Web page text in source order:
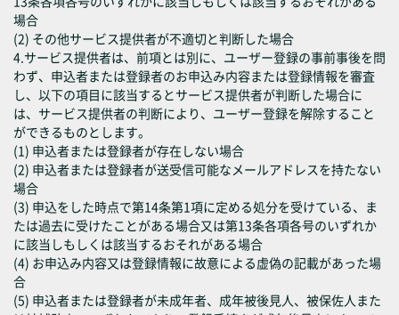
場合
(2) その他サービス提供者が不適切と判断した場合
4.サービス提供者は、前項とは別に、ユーザー登録の事前事後を問
わず、申込者または登録者のお申込み内容または登録情報を審査
し、以下の項目に該当するとサービス提供者が判断した場合に
は、サービス提供者の判断により、ユーザー登録を解除すること
ができるものとします。
(1) 申込者または登録者が存在しない場合
(2) 申込者または登録者が送受信可能なメールアドレスを持たない
場合
(3) 申込をした時点で第14条第1項に定める処分を受けている、ま
たは過去に受けたことがある場合又は第13条各項各号のいずれか
に該当しもしくは該当するおそれがある場合
(4) お申込み内容又は登録情報に故意による虚偽の記載があった場
合
(5) 申込者または登録者が未成年者、成年被後見人、被保佐人また